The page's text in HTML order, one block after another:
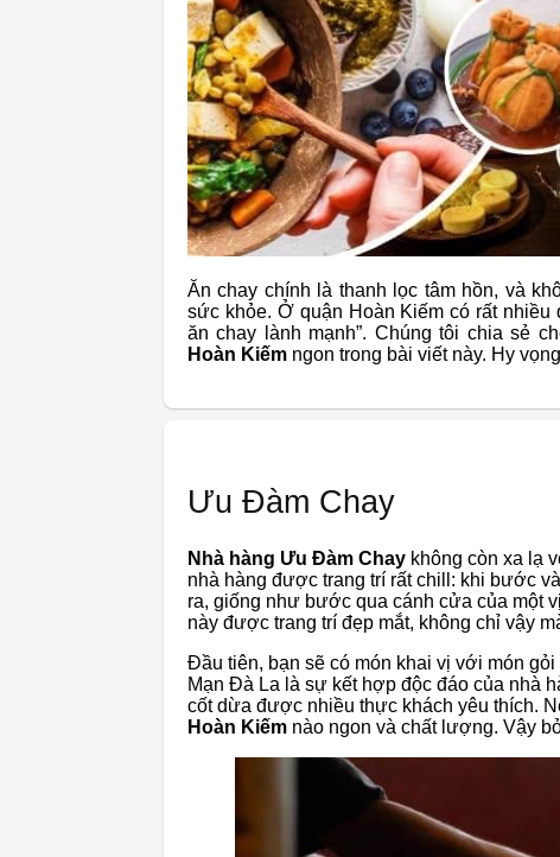
Ăn chay chính là thanh lọc tâm hồn, và
sức khỏe. Ở quận Hoàn Kiếm có rất
ăn chay lành mạnh”. Chúng tôi chia sẻ
Hoàn Kiếm ngon trong bài viết này. Hy
Ưu Đàm Chay
Nhà hàng Ưu Đàm Chay không còn xa lạ
nhà hàng được trang trí rất chill: khi bước
ra, giống như bước qua cánh cửa của một
này được trang trí đẹp mắt, không chỉ vậy
Đầu tiên, bạn sẽ có món khai vị với món
Mạn Đà La là sự kết hợp độc đáo của nhà
cốt dừa được nhiều thực khách yêu thích.
Hoàn Kiếm nào ngon và chất lượng. Vậy